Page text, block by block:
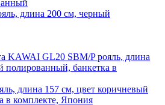
длина 200 см, черный
длина 157 см, цвет коричневый
в комплекте, Япония